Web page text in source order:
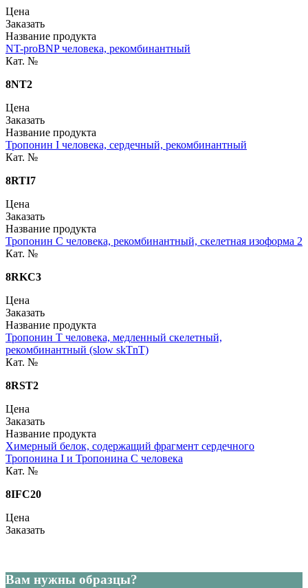
Цена
Заказать
Название продукта
NT-proBNP человека, рекомбинантный
Кат. №
8NT2
Цена
Заказать
Название продукта
Тропонин I человека, сердечный, рекомбинантный
Кат. №
8RTI7
Цена
Заказать
Название продукта
Тропонин С человека, рекомбинантный, скелетная изоформа 2
Кат. №
8RKC3
Цена
Заказать
Название продукта
Тропонин Т человека, медленный скелетный,
рекомбинантный (slow skTnT)
Кат. №
8RST2
Цена
Заказать
Название продукта
Химерный белок, содержащий фрагмент сердечного
Тропонина I и Тропонина C человека
Кат. №
8IFC20
Цена
Заказать
Вам нужны образцы?